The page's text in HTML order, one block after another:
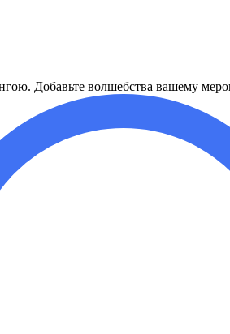
Добавьте волшебства вашему